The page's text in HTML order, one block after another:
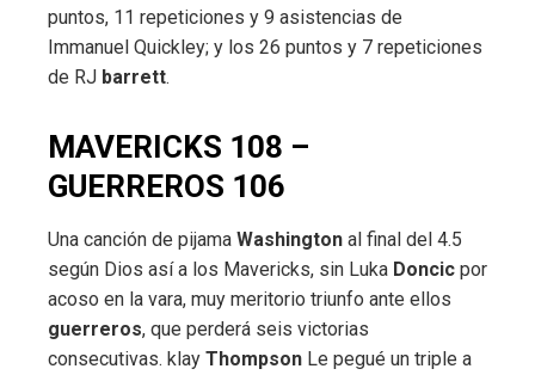
puntos, 11 repeticiones y 9 asistencias de
Immanuel Quickley; y los 26 puntos y 7 repeticiones
de RJ barrett.
MAVERICKS 108 –
GUERREROS 106
Una canción de pijama Washington al final del 4.5
según Dios así a los Mavericks, sin Luka Doncic por
acoso en la vara, muy meritorio triunfo ante ellos
guerreros, que perderá seis victorias
consecutivas. klay Thompson Le pegué un triple a